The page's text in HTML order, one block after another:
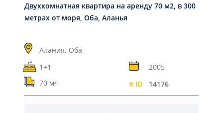
Двухкомнатная квартира на аренду 70 м2, в 300
метрах от моря, Оба, Аланья
Алания, Оба
1+1
2005
70 м²
# ID 14176